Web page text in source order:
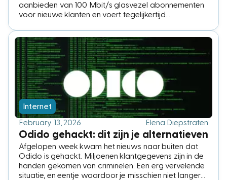
aanbieden van 100 Mbit/s glasvezel abonnementen
voor nieuwe klanten en voert tegelijkertijd
(ACM) oproept om betaalbare
internetabonnementen toegankelijker te maken.
Internet
February 13, 2026
Elena Diepstraten
Odido gehackt: dit zijn je alternatieven
Afgelopen week kwam het nieuws naar buiten dat
Odido is gehackt. Miljoenen klantgegevens zijn in de
handen gekomen van criminelen. Een erg vervelende
situatie, en eentje waardoor je misschien niet langer